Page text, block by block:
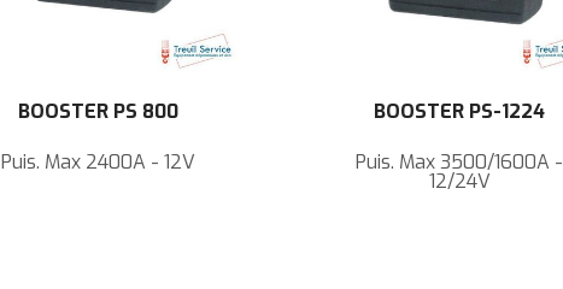
BOOSTER PS 800
Puis. Max 2400A - 12V
BOOSTER PS-1224
Puis. Max 3500/1600A -
12/24V